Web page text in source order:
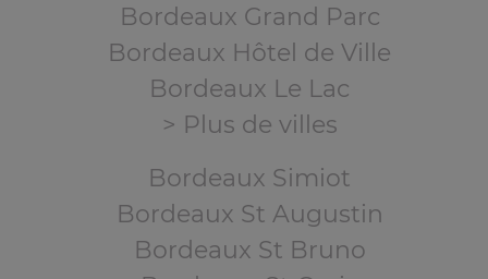
Bordeaux Grand Parc
Bordeaux Hôtel de Ville
Bordeaux Le Lac
> Plus de villes
Bordeaux Simiot
Bordeaux St Augustin
Bordeaux St Bruno